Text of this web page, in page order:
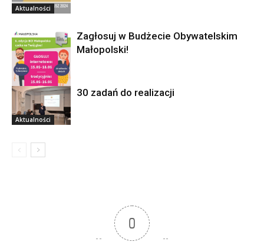
Aktualności
Aktualności
Zagłosuj w Budżecie Obywatelskim
Małopolski!
Aktualności
30 zadań do realizacji
0